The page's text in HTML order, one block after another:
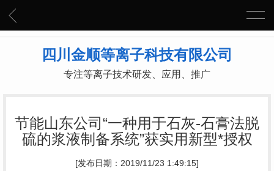
四川金顺等离子科技有限公司
专注等离子技术研发、应用、推广
节能山东公司“一种用于石灰-石膏法脱
硫的浆液制备系统”获实用新型*授权
[发布日期：2019/11/23 1:49:15]